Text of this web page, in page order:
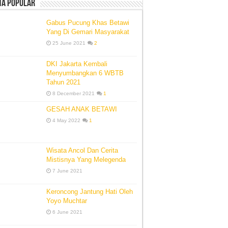
Popular
Gabus Pucung Khas Betawi
Yang Di Gemari Masyarakat
25 June 2021 2
DKI Jakarta Kembali
Menyumbangkan 6 WBTB
Tahun 2021
8 December 2021 1
GESAH ANAK BETAWI
4 May 2022 1
Wisata Ancol Dan Cerita
Mistisnya Yang Melegenda
7 June 2021
Keroncong Jantung Hati Oleh
Yoyo Muchtar
6 June 2021